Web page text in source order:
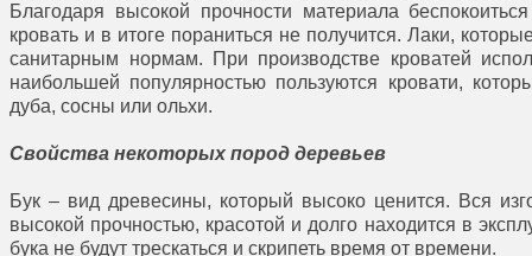
Благодаря высокой прочности материала
кровать и в итоге пораниться не получится. Лаки,
санитарным нормам. При производстве кроватей
наибольшей популярностью пользуются кровати,
дуба, сосны или ольхи.
Свойства некоторых пород деревьев
Бук – вид древесины, который высоко ценится. Вся
высокой прочностью, красотой и долго находится в
бука не будут трескаться и скрипеть время от времени.